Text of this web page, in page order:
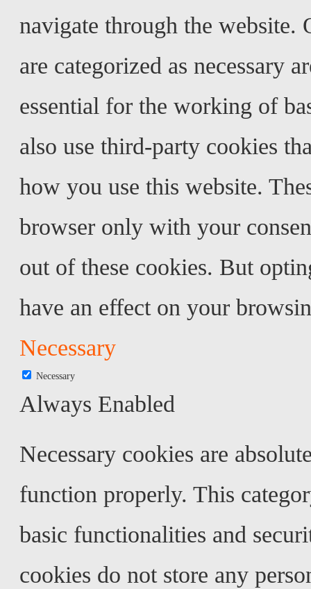
navigate through the website.
are categorized as necessary
essential for the working of
also use third-party cookies
how you use this website.
browser only with your
out of these cookies. But
have an effect on your
Necessary
Necessary
Always Enabled
Necessary cookies are
function properly. This
basic functionalities and
cookies do not store any